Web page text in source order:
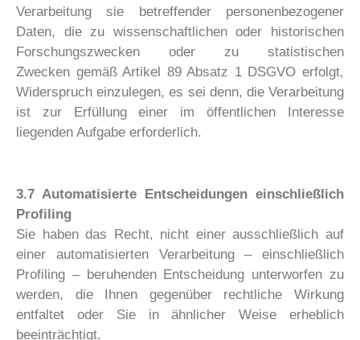
Verarbeitung sie betreffender personenbezogener
Daten, die zu wissenschaftlichen oder historischen
Forschungszwecken oder zu statistischen
Zwecken gemäß Artikel 89 Absatz 1 DSGVO erfolgt,
Widerspruch einzulegen, es sei denn, die Verarbeitung
ist zur Erfüllung einer im öffentlichen Interesse
liegenden Aufgabe erforderlich.
3.7 Automatisierte Entscheidungen einschließlich
Profiling
Sie haben das Recht, nicht einer ausschließlich auf
einer automatisierten Verarbeitung – einschließlich
Profiling – beruhenden Entscheidung unterworfen zu
werden, die Ihnen gegenüber rechtliche Wirkung
entfaltet oder Sie in ähnlicher Weise erheblich
beeinträchtigt.